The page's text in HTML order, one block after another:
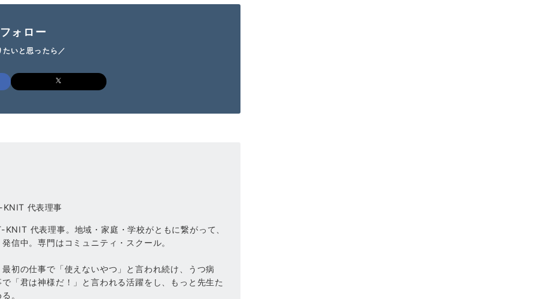
ォロー
たいと思ったら／
KNIT 代表理事
代表理事。地域・家庭・学校がともに繋がって、
信中。専門はコミュニティ・スクール。
初の仕事で「使えないやつ」と言われ続け、うつ病
「君は神様だ！」と言われる活躍をし、もっと先生た
。